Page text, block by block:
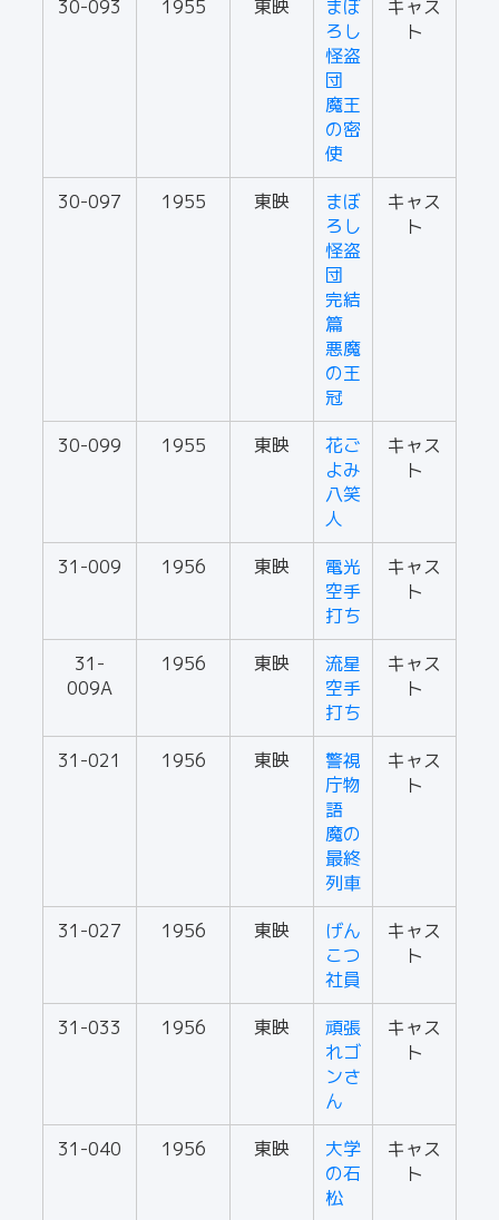
30-093 1955 東映
まぼ
ろし
怪盗
団
魔王
の密
使
キャス
ト
30-097 1955 東映
まぼ
ろし
怪盗
団
完結
篇
悪魔
の王
冠
キャス
ト
30-099 1955 東映
花ご
よみ
八笑
人
キャス
ト
31-009 1956 東映
電光
空手
打ち
キャス
ト
31-
009A
1956 東映
流星
空手
打ち
キャス
ト
31-021 1956 東映
警視
庁物
語
魔の
最終
列車
キャス
ト
31-027 1956 東映
げん
こつ
社員
キャス
ト
31-033 1956 東映
頑張
れゴ
ンさ
ん
キャス
ト
31-040 1956 東映
大学
の石
松
キャス
ト